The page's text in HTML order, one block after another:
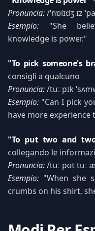
Pronuncia:/ˈnɒlɪdʒ ɪz
Esempio: "She
knowledge is power."
"To pick someone's
consigli a qualcuno
Pronuncia:/tuː pɪk
Esempio: "Can I pick
have more experience
"To put two and
collegando le
Pronuncia:/tuː pʊt tuː
Esempio: "When she
crumbs on his shirt,